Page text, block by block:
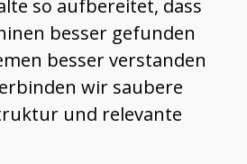
so aufbereitet, dass
besser gefunden
besser verstanden
wir saubere
und relevante